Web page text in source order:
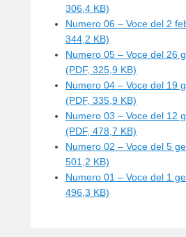
306,4 KB)
Numero 06 – Voce del 2
344,2 KB)
Numero 05 – Voce del 26
(PDF, 325,9 KB)
Numero 04 – Voce del 19
(PDF, 335,9 KB)
Numero 03 – Voce del 12
(PDF, 478,7 KB)
Numero 02 – Voce del 5
501,2 KB)
Numero 01 – Voce del 1
496,3 KB)